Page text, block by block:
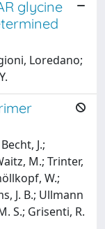
glycine
Loredano;
J.;
M.; Trinter,
W.;
J. B.; Ullmann
S.; Grisenti, R.